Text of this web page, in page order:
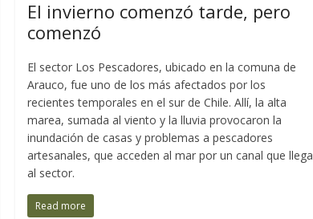
El invierno comenzó tarde, pero
comenzó
El sector Los Pescadores, ubicado en la comuna de
Arauco, fue uno de los más afectados por los
recientes temporales en el sur de Chile. Allí, la alta
marea, sumada al viento y la lluvia provocaron la
inundación de casas y problemas a pescadores
artesanales, que acceden al mar por un canal que llega
al sector.
Read more